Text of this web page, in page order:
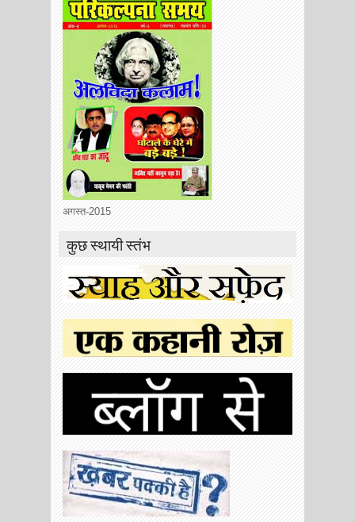
अगस्त-2015
कुछ स्थायी स्तंभ